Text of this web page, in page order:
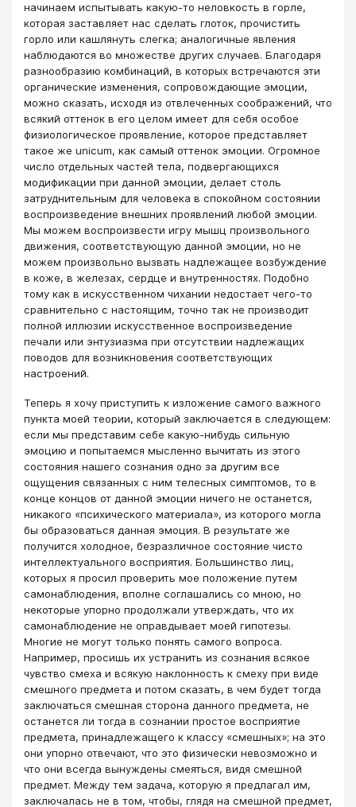
начинаем испытывать какую-то неловкость в горле,
которая заставляет нас сделать глоток, прочистить
горло или кашлянуть слегка; аналогичные явления
наблюдаются во множестве других случаев. Благодаря
разнообразию комбинаций, в которых встречаются эти
органические изменения, сопровождающие эмоции,
можно сказать, исходя из отвлеченных соображений, что
всякий оттенок в его целом имеет для себя особое
физиологическое проявление, которое представляет
такое же unicum, как самый оттенок эмоции. Огромное
число отдельных частей тела, подвергающихся
модификации при данной эмоции, делает столь
затруднительным для человека в спокойном состоянии
воспроизведение внешних проявлений любой эмоции.
Мы можем воспроизвести игру мышц произвольного
движения, соответствующую данной эмоции, но не
можем произвольно вызвать надлежащее возбуждение
в коже, в железах, сердце и внутренностях. Подобно
тому как в искусственном чихании недостает чего-то
сравнительно с настоящим, точно так не производит
полной иллюзии искусственное воспроизведение
печали или энтузиазма при отсутствии надлежащих
поводов для возникновения соответствующих
настроений.
Теперь я хочу приступить к изложение самого важного
пункта моей теории, который заключается в следующем:
если мы представим себе какую-нибудь сильную
эмоцию и попытаемся мысленно вычитать из этого
состояния нашего сознания одно за другим все
ощущения связанных с ним телесных симптомов, то в
конце концов от данной эмоции ничего не останется,
никакого «психического материала», из которого могла
бы образоваться данная эмоция. В результате же
получится холодное, безразличное состояние чисто
интеллектуального восприятия. Большинство лиц,
которых я просил проверить мое положение путем
самонаблюдения, вполне соглашались со мною, но
некоторые упорно продолжали утверждать, что их
самонаблюдение не оправдывает моей гипотезы.
Многие не могут только понять самого вопроса.
Например, просишь их устранить из сознания всякое
чувство смеха и всякую наклонность к смеху при виде
смешного предмета и потом сказать, в чем будет тогда
заключаться смешная сторона данного предмета, не
останется ли тогда в сознании простое восприятие
предмета, принадлежащего к классу «смешных»; на это
они упорно отвечают, что это физически невозможно и
что они всегда вынуждены смеяться, видя смешной
предмет. Между тем задача, которую я предлагал им,
заключалась не в том, чтобы, глядя на смешной предмет,